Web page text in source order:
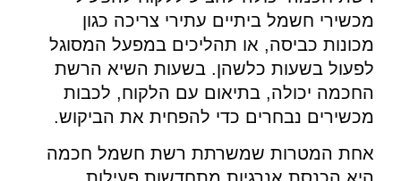
מכשירי חשמל ביתיים עתירי צריכה כגון
מכונות כביסה, או תהליכים במפעל המסוגל
לפעול בשעות כלשהן. בשעות השיא הרשת
החכמה יכולה, בתיאום עם הלקוח, לכבות
מכשירים נבחרים כדי להפחית את הביקוש.
אחת המטרות שמשרתת רשת חשמל חכמה